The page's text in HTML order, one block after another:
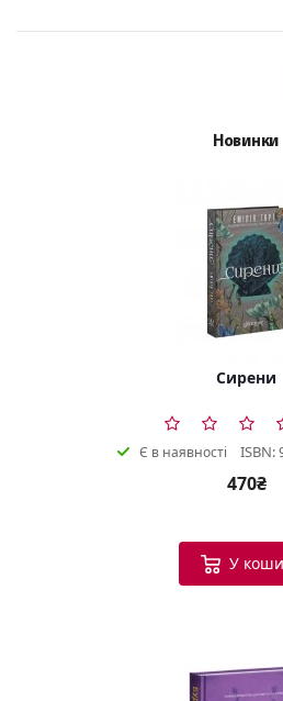
Новинки
Сирени
Є в наявності ISBN:
470₴
У